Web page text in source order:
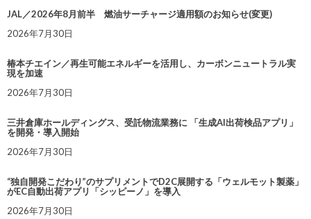
JAL／2026年8月前半 燃油サーチャージ適用額のお知らせ(変更)
2026年7月30日
椿本チエイン／再生可能エネルギーを活用し、カーボンニュートラル実
現を加速
2026年7月30日
三井倉庫ホールディングス、受託物流業務に 「生成AI出荷検品アプリ」
を開発・導入開始
2026年7月30日
“独自開発こだわり”のサプリメントでD2C展開する「ウェルモット製薬」
がEC自動出荷アプリ「シッピーノ」を導入
2026年7月30日